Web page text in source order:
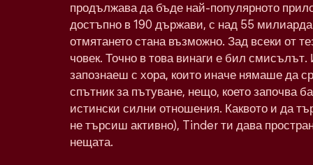
продължава да бъде най-популярното
достъпно в 190 държави, с над 55 милиарда
отмятането стана възможно. Зад всеки от
човек. Точно в това винаги е бил
запознаеш с хора, които иначе нямаше да
спътник за пътуване, нещо, което започва
истински силни отношения. Каквото и да
не търсиш активно), Tinder ти дава
нещата.